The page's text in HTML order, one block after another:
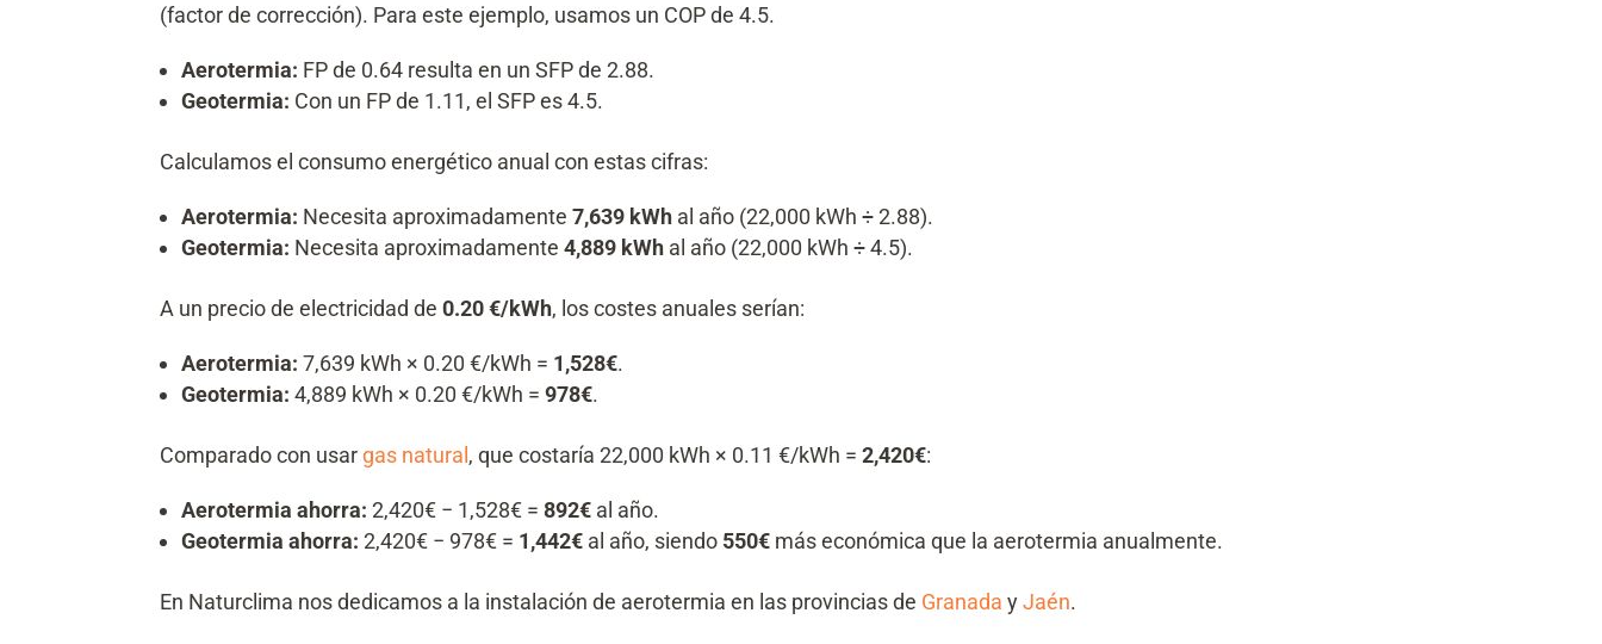
(factor de corrección). Para este ejemplo, usamos un COP de 4.5.
Aerotermia: FP de 0.64 resulta en un SFP de 2.88.
Geotermia: Con un FP de 1.11, el SFP es 4.5.
Calculamos el consumo energético anual con estas cifras:
Aerotermia: Necesita aproximadamente7,639 kWh al año (22,000 kWh ÷ 2.88).
Geotermia: Necesita aproximadamente4,889 kWh al año (22,000 kWh ÷ 4.5).
A un precio de electricidad de0.20 €/kWh, los costes anuales serían:
Aerotermia: 7,639 kWh × 0.20 €/kWh = 1,528€.
Geotermia: 4,889 kWh × 0.20 €/kWh =978€.
Comparado con usar gas natural, que costaría 22,000 kWh × 0.11 €/kWh =2,420€:
Aerotermia ahorra: 2,420€ − 1,528€ =892€ al año.
Geotermia ahorra: 2,420€ − 978€ = 1,442€ al año, siendo 550€ más económica que la aerotermia anualmente.
En Naturclima nos dedicamos a la instalación de aerotermia en las provincias de Granada yJaén.